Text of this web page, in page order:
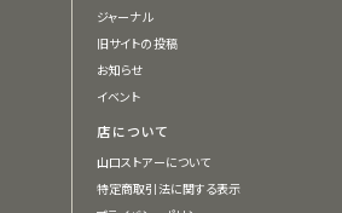
ジャーナル
旧サイトの投稿
お知らせ
イベント
店について
山口ストアーについて
特定商取引法に関する表示